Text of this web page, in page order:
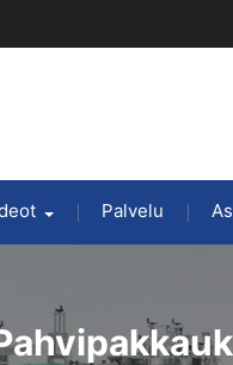
Palvelu